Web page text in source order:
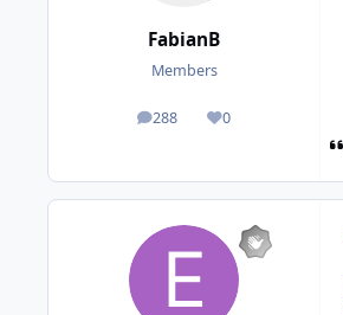
FabianB
Members
288
posts 0
Reputation